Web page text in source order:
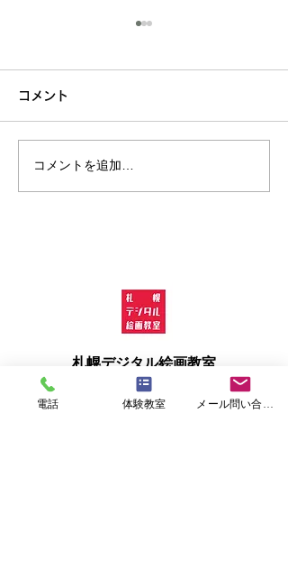
✨イラストが得意な北海
コメント
コメントを追加…
札幌デジタル絵画教室
電話 体験教室